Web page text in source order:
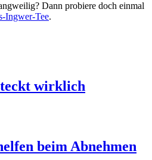
Dann probiere doch einmal
Ingwer-Tee.
wirklich
beim Abnehmen